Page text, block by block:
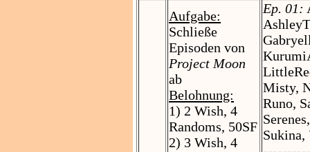
Aufgabe:
Schließe
Episoden von
Project Moon
ab
Belohnung:
1) 2 Wish, 4
Randoms, 50SF
2) 3 Wish, 4
Ep. 01:
Misty,
Runo,
Sukina,